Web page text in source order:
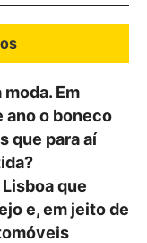
Em
ano o boneco
que para aí
que
e, em jeito de